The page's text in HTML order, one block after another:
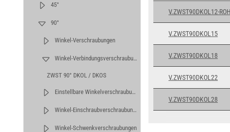
45°
90°
Winkel-Verschraubungen
Winkel-Verbindungsverschraubungen
ZWST 90° DKOL / DKOS
Einstellbare Winkelverschraubungen
Winkel-Einschraubverschraubungen
Winkel-Schwenkverschraubungen
V.ZWST90DKOL12-
V.ZWST90DKOL15
V.ZWST90DKOL18
V.ZWST90DKOL22
V.ZWST90DKOL28